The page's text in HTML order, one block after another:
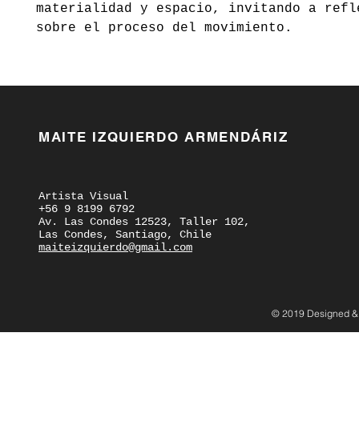
materialidad y espacio, invitando a
sobre el proceso del movimiento.
MAITE IZQUIERDO ARMENDÁRIZ
Artista Visual
+56 9 8199 6792
Av. Las Condes 12523, Taller 102,
Las Condes, Santiago, Chile
maiteizquierdo@gmail.com
© 2019 Designed